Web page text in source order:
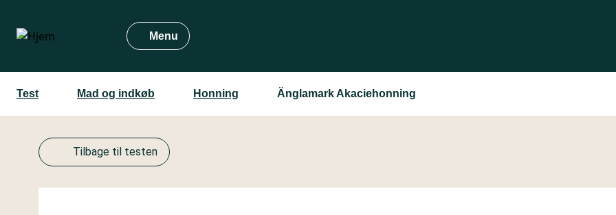
hovedindhold
Menu
Test Mad og indkøb Honning Änglamark Akaciehonning
Tilbage til testen